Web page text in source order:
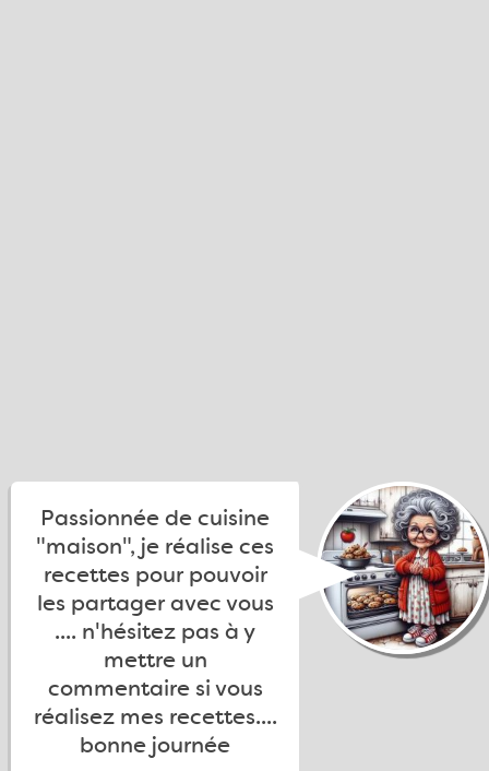
Passionnée de cuisine
"maison", je réalise ces
recettes pour pouvoir
les partager avec vous
.... n'hésitez pas à y
mettre un
commentaire si vous
réalisez mes recettes....
bonne journée